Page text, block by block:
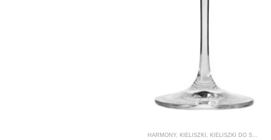
HARMONY, KIELISZKI KIELISZKI DO SZAMPANA